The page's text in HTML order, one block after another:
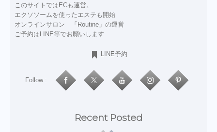
このサイトではECも運営。
エクソソームを使ったエステも開始
オンラインサロン 「Routine」の運営
ご予約はLINE等でお願いします
LINE予約
Follow :
Recent Posted